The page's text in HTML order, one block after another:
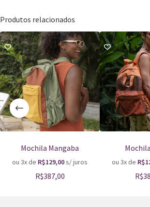
Produtos relacionados
Mochila Mangaba
ou 3x de R$129,00s/ juros
R$387,00
ou 3x de R$
R$